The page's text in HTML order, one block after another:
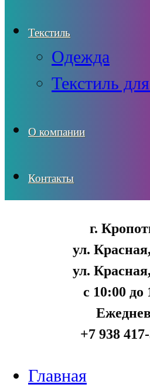
Текстиль
Одежда
Текстиль
О компании
Контакты
г.
ул.
ул.
с 10:00 до
+7 938
Главная